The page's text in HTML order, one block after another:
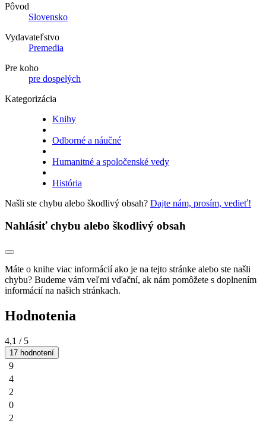
Pôvod
Slovensko
Vydavateľstvo
Premedia
Pre koho
pre dospelých
Kategorizácia
Knihy
Odborné a náučné
Humanitné a spoločenské vedy
História
Našli ste chybu alebo škodlivý obsah? Dajte nám, prosím, vedieť!
Nahlásiť chybu alebo škodlivý obsah
Máte o knihe viac informácií ako je na tejto stránke alebo ste našli
chybu? Budeme vám veľmi vďační, ak nám pomôžete s doplnením
informácií na našich stránkach.
Hodnotenia
4,1 / 5
17 hodnotení
9
4
2
0
2